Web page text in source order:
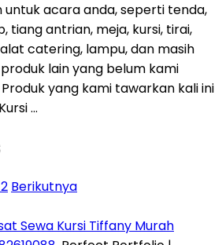
acara anda, seperti tenda,
tiang antrian, meja, kursi, tirai,
catering, lampu, dan masih
lain yang belum kami
yang kami tawarkan kali ini
…
2 Berikutnya
Sewa Kursi Tiffany Murah